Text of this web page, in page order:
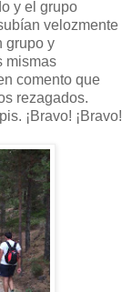
y el grupo
velozmente
grupo y
mismas
comento que
rezagados.
¡Bravo! ¡Bravo!